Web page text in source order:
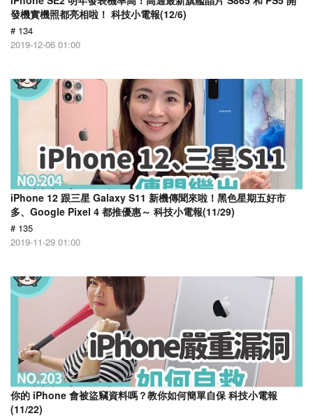
發機實機照都亮相啦！ 科技小電報(12/6)
# 134
2019-12-06 01:00
iPhone 12 跟三星 Galaxy S11 新機傳聞來啦！黑色星期五好市
多、Google Pixel 4 都推優惠～ 科技小電報(11/29)
# 135
2019-11-29 01:00
你的 iPhone 會被盜竊資料嗎？教你如何簡單自保 科技小電報
(11/22)